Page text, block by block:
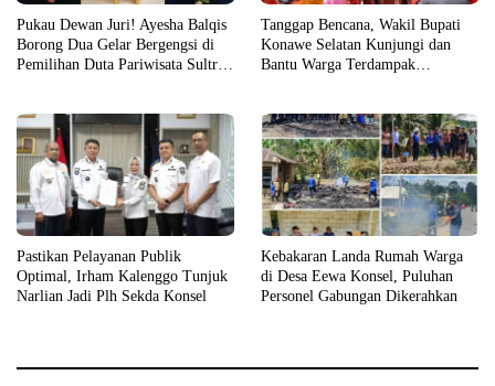
Pukau Dewan Juri! Ayesha Balqis
Borong Dua Gelar Bergengsi di
Pemilihan Duta Pariwisata Sultra
Tanggap Bencana, Wakil Bupati
Konawe Selatan Kunjungi dan
Bantu Warga Terdampak
Pastikan Pelayanan Publik
Optimal, Irham Kalenggo Tunjuk
Narlian Jadi Plh Sekda Konsel
Kebakaran Landa Rumah Warga
di Desa Eewa Konsel, Puluhan
Personel Gabungan Dikerahkan